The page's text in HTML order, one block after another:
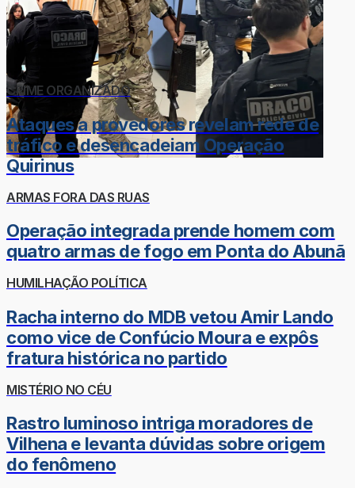
CRIME ORGANIZADO
Ataques a provedores revelam rede de
tráfico e desencadeiam Operação
Quirinus
ARMAS FORA DAS RUAS
Operação integrada prende homem com
quatro armas de fogo em Ponta do Abunã
HUMILHAÇÃO POLÍTICA
Racha interno do MDB vetou Amir Lando
como vice de Confúcio Moura e expôs
fratura histórica no partido
MISTÉRIO NO CÉU
Rastro luminoso intriga moradores de
Vilhena e levanta dúvidas sobre origem
do fenômeno